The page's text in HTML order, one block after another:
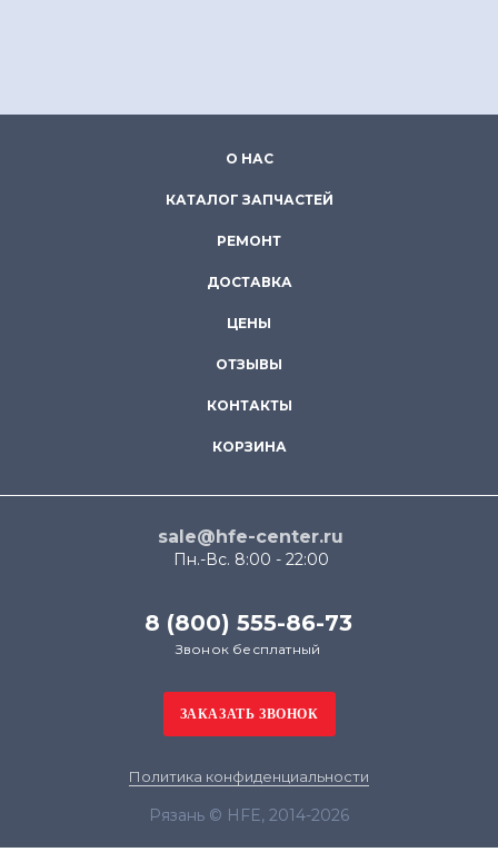
О НАС
КАТАЛОГ ЗАПЧАСТЕЙ
РЕМОНТ
ДОСТАВКА
ЦЕНЫ
ОТЗЫВЫ
КОНТАКТЫ
КОРЗИНА
sale@hfe-center.ru
Пн.-Вс. 8:00 - 22:00
8 (800) 555-86-73
Звонок бесплатный
Политика конфиденциальности
Рязань © HFE, 2014-2026